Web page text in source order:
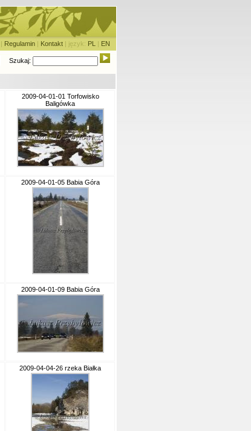
| Regulamin | Kontakt | język: PL | EN
Szukaj:
2009-04-01-01 Torfowisko
Baligówka
2009-04-01-05 Babia Góra
2009-04-01-09 Babia Góra
2009-04-04-26 rzeka Białka